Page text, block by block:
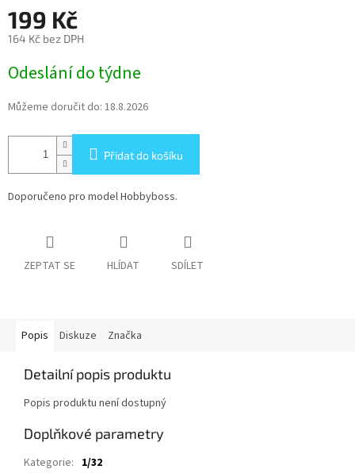
199 Kč
164 Kč bez DPH
cena:
Odeslání do týdne
Můžeme doručit do: 18.8.2026
Přidat do košíku
Doporučeno pro model Hobbyboss.
ZEPTAT SE HLÍDAT SDÍLET
Popis Diskuze Značka
Detailní popis produktu
Popis produktu není dostupný
Doplňkové parametry
Kategorie: 1/32